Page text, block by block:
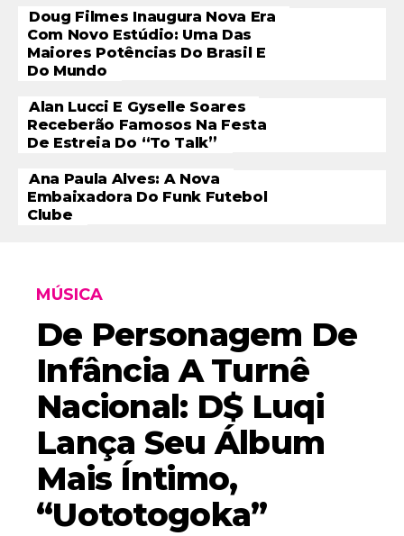
Doug Filmes Inaugura Nova Era
Com Novo Estúdio: Uma Das
Maiores Potências Do Brasil E
Do Mundo
Alan Lucci E Gyselle Soares
Receberão Famosos Na Festa
De Estreia Do “To Talk”
Ana Paula Alves: A Nova
Embaixadora Do Funk Futebol
Clube
MÚSICA
De Personagem De
Infância A Turnê
Nacional: D$ Luqi
Lança Seu Álbum
Mais Íntimo,
“Uototogoka”